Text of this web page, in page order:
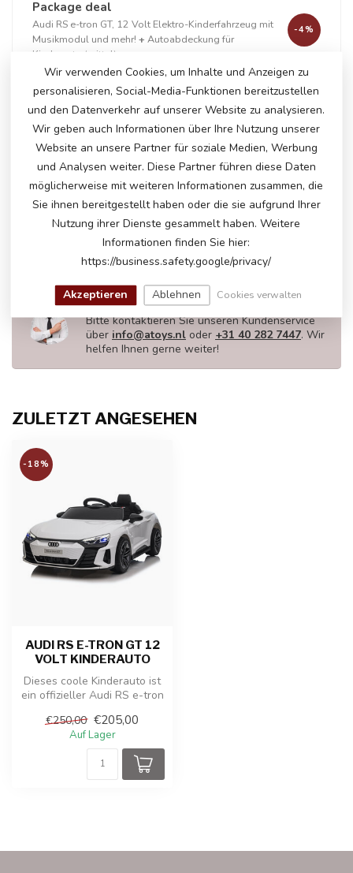
Package deal
Audi RS e-tron GT, 12 Volt Elektro-Kinderfahrzeug mit
Musikmodul und mehr! + Autoabdeckung für
Kinderauto (mittel)
-4%
+
Auf Lager
€217,50
HABEN SIE FRAGEN ZU DIESEM
PRODUKT?
Bitte kontaktieren Sie unseren Kundenservice
über info@atoys.nl oder +31 40 282 7447. Wir
helfen Ihnen gerne weiter!
ZULETZT ANGESEHEN
-18%
AUDI RS E-TRON GT 12
VOLT KINDERAUTO
Dieses coole Kinderauto ist
ein offizieller Audi RS e-tron
€250,00 €205,00
Auf Lager
Wir verwenden Cookies, um Inhalte und Anzeigen zu
personalisieren, Social-Media-Funktionen bereitzustellen
und den Datenverkehr auf unserer Website zu analysieren.
Wir geben auch Informationen über Ihre Nutzung unserer
Website an unsere Partner für soziale Medien, Werbung
und Analysen weiter. Diese Partner führen diese Daten
möglicherweise mit weiteren Informationen zusammen, die
Sie ihnen bereitgestellt haben oder die sie aufgrund Ihrer
Nutzung ihrer Dienste gesammelt haben. Weitere
Informationen finden Sie hier:
https://business.safety.google/privacy/
Akzeptieren Ablehnen Cookies verwalten